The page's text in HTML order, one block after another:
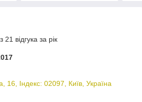
відгука за рік
16, Індекс: 02097, Київ, Україна